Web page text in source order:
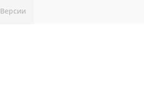
Версии